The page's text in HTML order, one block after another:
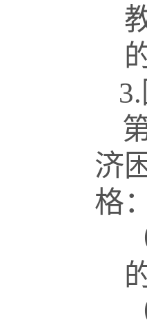
3.
济
格：